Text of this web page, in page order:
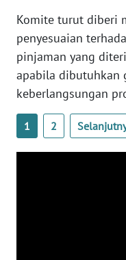
Komite turut diberi
penyesuaian
pinjaman yang
apabila dibutuhkan
keberlangsungan
1 2
WN
JAMBI
WN
SULTRA
WN
NTB